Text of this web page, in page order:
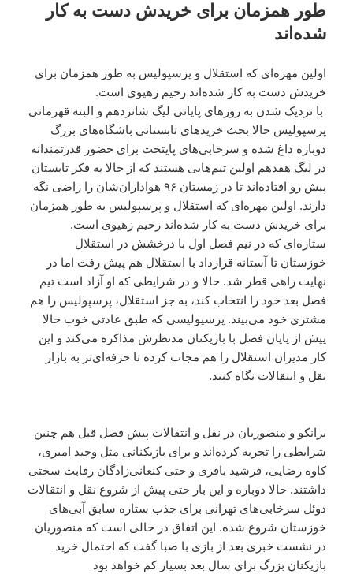
طور همزمان برای خریدش دست به کار
شده‌اند
اولین مهر‌ه‌ای که استقلال و پرسپولیس به طور همزمان برای
خریدش دست به کار شده‌اند رحیم زهیوی است.
با نزدیک شدن به روزهای پایانی لیگ شانزدهم و البته قهرمانی
پرسپولیس حالا بحث خریدهای تابستانی باشگاه‌های بزرگ
دوباره داغ شده و سرخابی‌های پایتخت برای حضور قدرتمندانه
در لیگ هفدهم اولین تیم‌هایی هستند که از حالا به فکر تابستان
پیش رو افتاده‌اند تا در زمستان ۹۶ هواداران‌شان را راضی نگه
دارند. اولین مهر‌ه‌ای که استقلال و پرسپولیس به طور همزمان
برای خریدش دست به کار شده‌اند رحیم زهیوی است.
ستاره‌ای که در نیم فصل اول با درخشش در استقلال
خوزستان تا آستانه قرارداد با استقلال هم پیش رفت اما در
نهایت راهی قطر شد. حالا و در شرایطی که او آزاد است تیم
فصل بعد خود را انتخاب کند، به جز استقلال، پرسپولیس را هم
مشتری خود می‌بیند. پرسپولیسی که طبق عادتی خوب حالا
پیش از پایان فصل با بازیکنان مدنظرش مذاکره می‌کند و این
کار مدیران استقلال را هم مجاب کرده تا حرفه‌ای‌تر به بازار
نقل و انتقالات نگاه کنند.
برانکو و منصوریان در نقل و انتقالات پیش فصل قبل هم چنین
شرایطی را تجربه کرده‌اند و برای بازیکنانی مثل وحید امیری،
کاوه رضایی، فرشید باقری و حتی کنعانی‌زادگان رقابت سختی
داشتند. حالا دوباره و این بار حتی پیش از شروع نقل و انتقالات
دوئل سرخابی‌های تهرانی برای جذب ستاره سابق آبی‌های
خوزستان شروع شده. این اتفاق در حالی است که منصوریان
در نشست خبری بعد از بازی با صبا گفت که احتمال خرید
بازیکنان بزرگ برای سال بعد بسیار کم خواهد بود